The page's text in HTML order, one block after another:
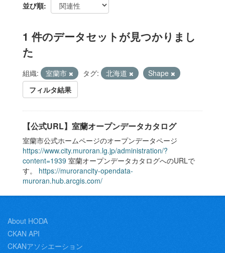
並び順
1 件のデータセットが見つかりまし
た
組織: 室蘭市 タグ: 北海道
Shape
フィルタ結果
【公式URL】室蘭オープンデータカタログ
室蘭市公式ホームページのオープンデータページ
https://www.city.muroran.lg.jp/administration/?
content=1939 室蘭オープンデータカタログへのURLで
す。 https://murorancity-opendata-
muroran.hub.arcgis.com/
About HODA
CKAN API
CKANアソシエーション